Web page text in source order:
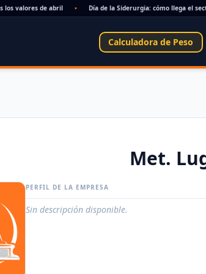
valores de abril Día de la Siderurgia: cómo llega el
Calculadora de Peso
Met.
PERFIL DE LA EMPRESA
Sin descripción disponible.